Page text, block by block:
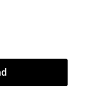
Voer de